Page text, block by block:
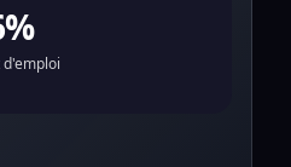
d'emploi